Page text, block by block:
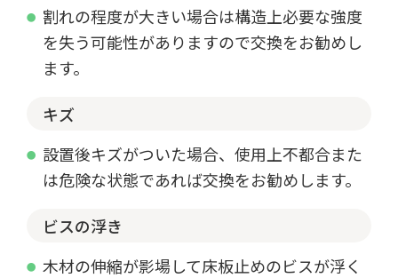
割れの程度が大きい場合は構造上必要な強度
を失う可能性がありますので交換をお勧めし
ます。
キズ
設置後キズがついた場合、使用上不都合また
は危険な状態であれば交換をお勧めします。
ビスの浮き
木材の伸縮が影場して床板止めのビスが浮く